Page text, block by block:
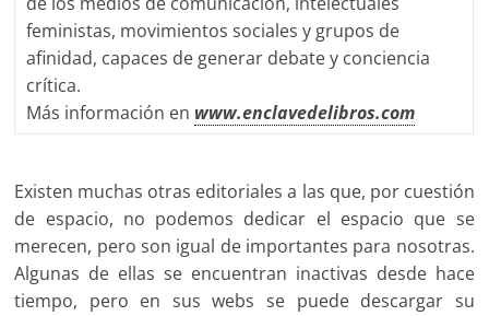
feministas, movimientos sociales y grupos de
afinidad, capaces de generar debate y conciencia
crítica.
Más información en www.enclavedelibros.com
Existen muchas otras editoriales a las que, por cuestión
de espacio, no podemos dedicar el espacio que se
merecen, pero son igual de importantes para nosotras.
Algunas de ellas se encuentran inactivas desde hace
tiempo, pero en sus webs se puede descargar su